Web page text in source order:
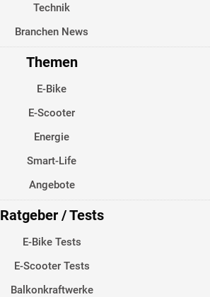
Technik
Branchen News
Themen
E-Bike
E-Scooter
Energie
Smart-Life
Angebote
Ratgeber / Tests
E-Bike Tests
E-Scooter Tests
Balkonkraftwerke